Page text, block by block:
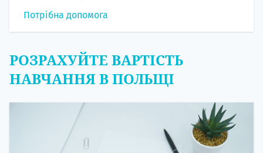
Потрібна допомога
РОЗРАХУЙТЕ ВАРТІСТЬ
НАВЧАННЯ В ПОЛЬЩІ